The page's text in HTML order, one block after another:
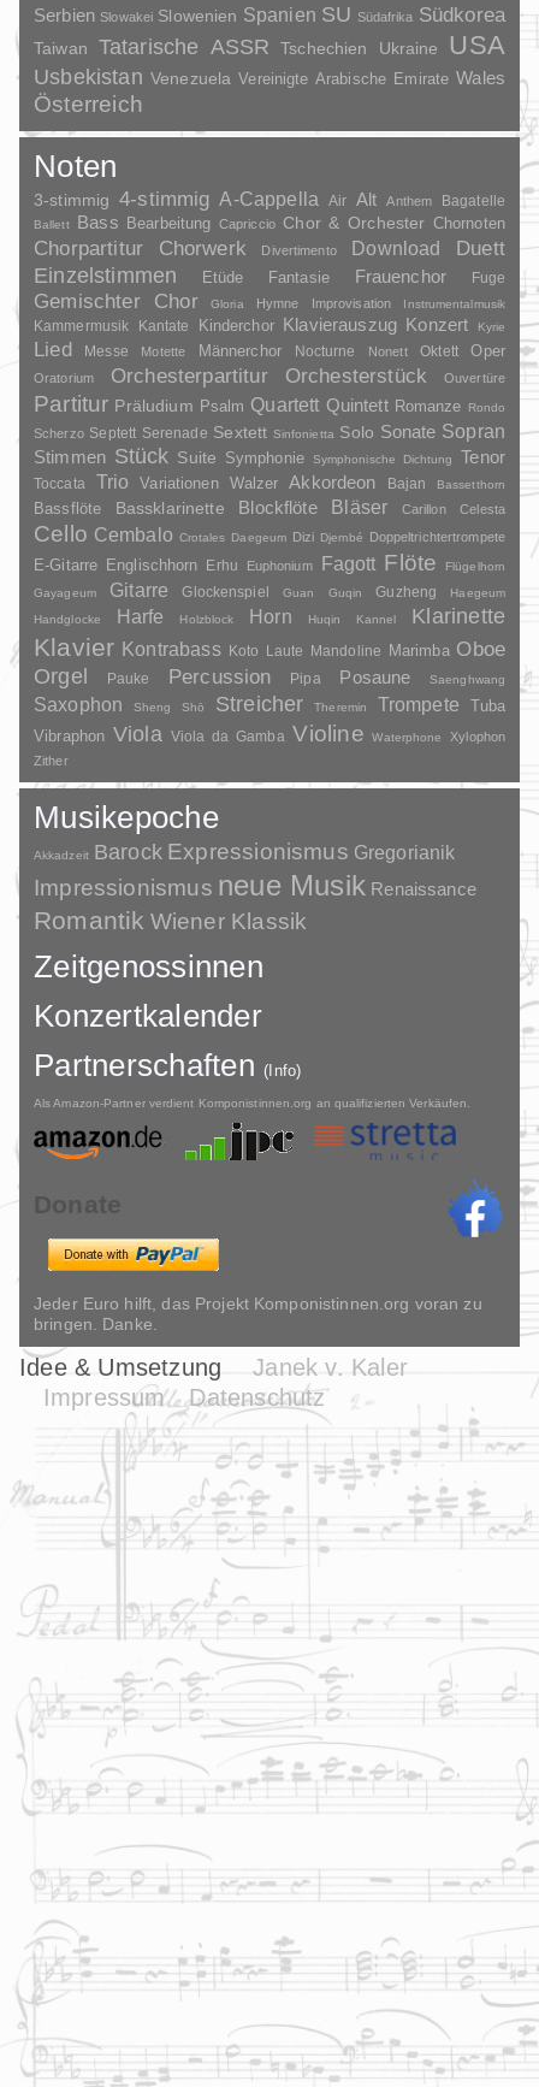
Serbien Slowakei Slowenien Spanien SU Südafrika Südkorea
Taiwan Tatarische ASSR Tschechien Ukraine USA
Usbekistan Venezuela Vereinigte Arabische Emirate Wales
Österreich
Noten
3-stimmig 4-stimmig A-Cappella Air Alt Anthem Bagatelle
Ballett Bass Bearbeitung Capriccio Chor & Orchester Chornoten
Chorpartitur Chorwerk Divertimento Download
Duett
Einzelstimmen
Etüde Fantasie Frauenchor Fuge
Gemischter Chor Gloria Hymne Improvisation Instrumentalmusik
Kammermusik Kantate Kinderchor Klavierauszug Konzert Kyrie
Lied Messe Motette Männerchor Nocturne Nonett Oktett Oper
Oratorium Orchesterpartitur Orchesterstück Ouvertüre
Partitur Präludium Psalm Quartett Quintett Romanze Rondo
Scherzo Septett Serenade Sextett Sinfonietta Solo Sonate Sopran
Stimmen Stück Suite Symphonie Symphonische Dichtung Tenor
Toccata Trio Variationen Walzer Akkordeon Bajan Bassetthorn
Bassflöte Bassklarinette Blockflöte Bläser Carillon Celesta
Cello Cembalo Crotales Daegeum Dizi Djembé Doppeltrichtertrompete
E-Gitarre Englischhorn Erhu Euphonium Fagott Flöte
Flügelhorn
Gayageum
Gitarre Glockenspiel Guan Guqin Guzheng
Haegeum
Handglocke
Harfe Holzblock Horn Huqin Kannel Klarinette
Klavier Kontrabass Koto Laute Mandoline Marimba Oboe
Orgel Pauke Percussion Pipa Posaune Saenghwang
Saxophon Sheng Shō Streicher Theremin Trompete
Tuba
Vibraphon Viola Viola da Gamba Violine Waterphone
Xylophon
Zither
Musikepoche
Akkadzeit Barock Expressionismus Gregorianik
Impressionismus neue Musik Renaissance
Romantik Wiener Klassik
Zeitgenossinnen
Konzertkalender
Partnerschaften(Info)
Als Amazon-Partner verdient Komponistinnen.org an qualifizierten Verkäufen.
Donate
Jeder Euro hilft, das Projekt Komponistinnen.org voran zu
bringen. Danke.
Idee & Umsetzung
Janek v. Kaler
Impressum
Datenschutz